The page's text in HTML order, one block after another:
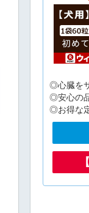
◎心臓を
◎安心の
◎お得な